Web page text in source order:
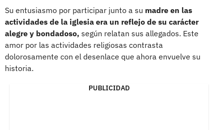
Su entusiasmo por participar junto a su madre en las
actividades de la iglesia era un reflejo de su carácter
alegre y bondadoso, según relatan sus allegados. Este
amor por las actividades religiosas contrasta
dolorosamente con el desenlace que ahora envuelve su
historia.
PUBLICIDAD